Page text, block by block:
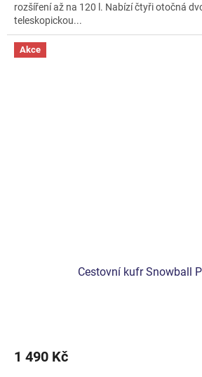
rozšíření až na 120 l. Nabízí čtyři otočná
teleskopickou...
Akce
Cestovní kufr Snowball
je1 490 Kč